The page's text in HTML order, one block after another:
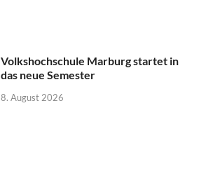
Volkshochschule Marburg startet in
das neue Semester
8. August 2026